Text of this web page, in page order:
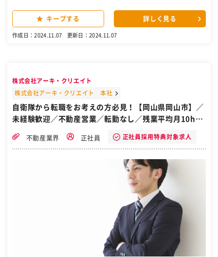
ます。提案先は病院や介護施設の事務局ですので休日の呼び出しやド
クターへの提案はございません。 ■業務の特徴 ・医療機関と年間契約
めるような営業ではなく、提案からアフターフォローまでしっかりと
す。大野浦病院が同社のバックボーンとして存在しているため、同じ
医療機関として信頼性も高く非常に動きやすい環境です。 ■当社につ
始め、医療・介護用品の販売、不動産物件の賃貸及び管理を主業務と
して行なってきました。超高齢者社会をむかえた昨今、医療機関及び
は、これまで医療機関及び介護施設の経営サポートを通じて培った経
共にこれから始動する会社です。 ［自衛隊・転職・求人］
キープする 詳しく見る
作成日：2024.11.07 更新日：2024.11.07
株式会社アーキ・クリエイト
株式会社アーキ・クリエイト 本社
自衛隊から転職をお考えの方必見！【岡山県岡山市】／
未経験歓迎／不動産営業／転勤なし／残業平均月10h程
不動産業界 正社員 正社員採用特典対象求人